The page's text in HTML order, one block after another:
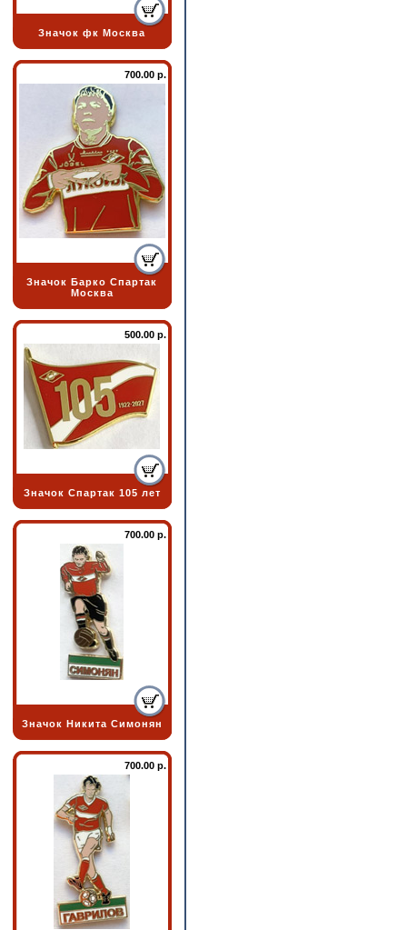
Значок фк Москва
700.00 р.
Значок Барко Спартак
Москва
500.00 р.
Значок Спартак 105 лет
700.00 р.
Значок Никита Симонян
700.00 р.